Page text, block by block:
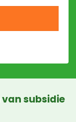
subsidie